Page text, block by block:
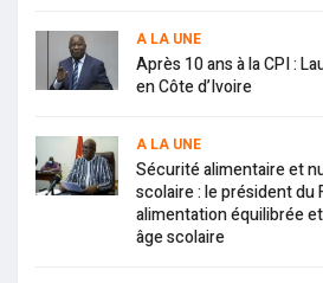
A LA UNE
Après 10 ans à la CPI :
en Côte d’Ivoire
A LA UNE
Sécurité alimentaire et
scolaire : le président du
alimentation équilibrée
âge scolaire